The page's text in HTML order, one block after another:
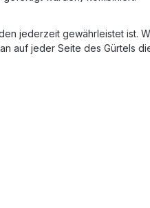
jederzeit gewährleistet ist.
auf jeder Seite des Gürtels